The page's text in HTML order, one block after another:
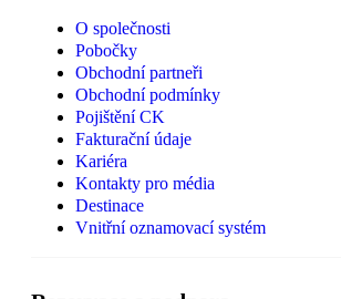
O společnosti
Pobočky
Obchodní partneři
Obchodní podmínky
Pojištění CK
Fakturační údaje
Kariéra
Kontakty pro média
Destinace
Vnitřní oznamovací systém